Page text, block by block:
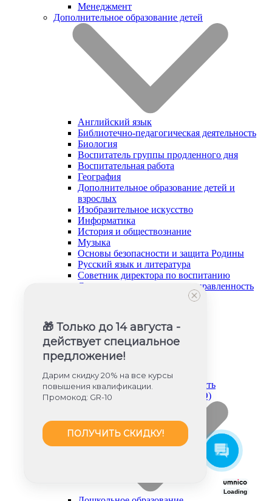
Менеджмент
Дополнительное образование детей
Английский язык
Библиотечно-педагогическая деятельность
Биология
Воспитатель группы продленного дня
Воспитательная работа
География
Дополнительное образование детей и
взрослых
Изобразительное искусство
Информатика
История и обществознание
Музыка
Основы безопасности и защита Родины
Русский язык и литература
Советник директора по воспитанию
Социально-гуманитарная направленность
Туризм и краеведение
Тьюторское сопровождение
Физика
Физическое воспитание
Химия
Художественная направленность
Дошкольное образование (ФГОС ДО)
Loading
🎁 Только до 14 августа -
действует специальное
предложение!
Дарим скидку 20% на все курсы
повышения квалификации.
Промокод: GR-10
ПОЛУЧИТЬ СКИДКУ!